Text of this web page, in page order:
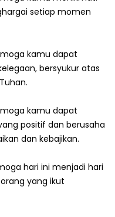
setiap momen
kamu dapat
bersyukur atas
kamu dapat
positif dan berusaha
dan kebajikan.
hari ini menjadi hari
yang ikut